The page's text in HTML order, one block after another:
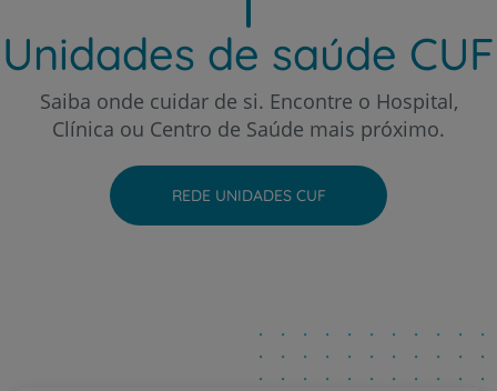
Hospital CUF Tejo - Lisboa
Hospital CUF Torres Vedras
Unidades de saúde CUF
Saiba onde cuidar de si. Encontre o Hospital,
Clínica ou Centro de Saúde mais próximo.
REDE UNIDADES CUF